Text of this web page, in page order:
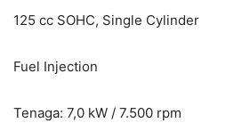
125 cc SOHC, Single Cylinder
Fuel Injection
Tenaga: 7,0 kW / 7.500 rpm